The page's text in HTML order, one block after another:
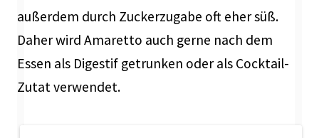
außerdem durch Zuckerzugabe oft eher süß.
Daher wird Amaretto auch gerne nach dem
Essen als Digestif getrunken oder als Cocktail-
Zutat verwendet.